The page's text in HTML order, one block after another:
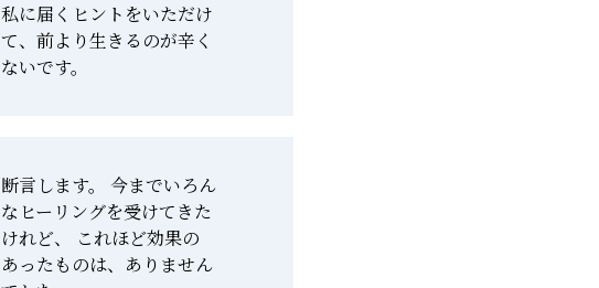
私に届くヒントをいただけ
て、前より生きるのが辛く
ないです。
断言します。 今までいろん
なヒーリングを受けてきた
けれど、 これほど効果の
あったものは、ありません